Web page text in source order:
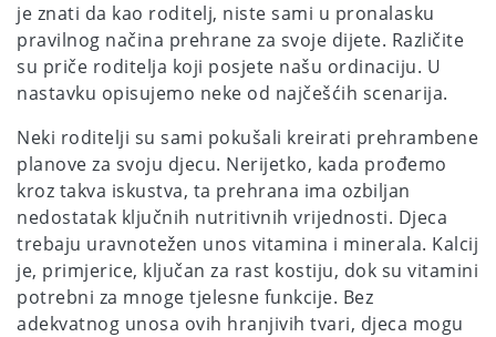
je znati da kao roditelj, niste sami u pronalasku
pravilnog načina prehrane za svoje dijete. Različite
su priče roditelja koji posjete našu ordinaciju. U
nastavku opisujemo neke od najčešćih scenarija.
Neki roditelji su sami pokušali kreirati prehrambene
planove za svoju djecu. Nerijetko, kada prođemo
kroz takva iskustva, ta prehrana ima ozbiljan
nedostatak ključnih nutritivnih vrijednosti. Djeca
trebaju uravnotežen unos vitamina i minerala. Kalcij
je, primjerice, ključan za rast kostiju, dok su vitamini
potrebni za mnoge tjelesne funkcije. Bez
adekvatnog unosa ovih hranjivih tvari, djeca mogu